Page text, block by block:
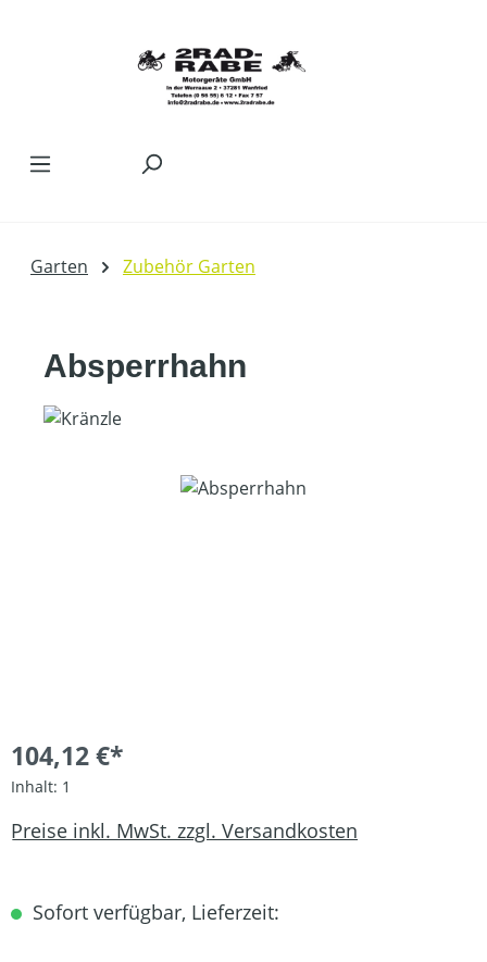
Garten Zubehör Garten
Absperrhahn
Bildergalerie überspringen
104,12 €*
Inhalt: 1
Preise inkl. MwSt. zzgl. Versandkosten
Sofort verfügbar, Lieferzeit: